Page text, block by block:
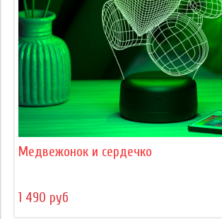
Медвежонок и сердечко
1 490 руб